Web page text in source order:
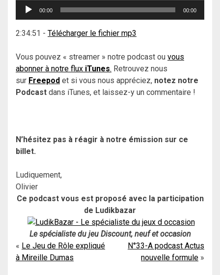
Lecteur
00:00 00:00
2:34:51 - Télécharger le fichier mp3
Vous pouvez « streamer » notre podcast ou vous
abonner à notre flux iTunes. Retrouvez nous
sur Freepod et si vous nous appréciez, notez notre
Podcast dans iTunes, et laissez-y un commentaire !
N’hésitez pas à réagir à notre émission sur ce
billet.
Ludiquement,
Olivier
Ce podcast vous est proposé avec la participation
de Ludikbazar
Le spécialiste du jeu Discount, neuf et occasion
Navigation
de
Le Jeu de Rôle expliqué
à Mireille Dumas
N°33-A podcast Actus
nouvelle formule